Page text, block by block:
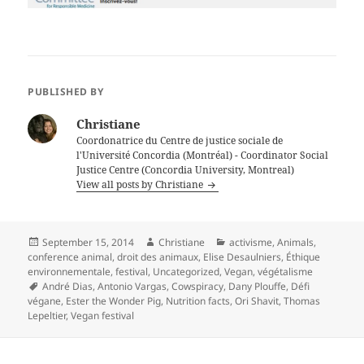
PUBLISHED BY
Christiane
Coordonatrice du Centre de justice sociale de
l'Université Concordia (Montréal) - Coordinator Social
Justice Centre (Concordia University, Montreal)
View all posts by Christiane
Posted
on
September 15, 2014 Author
Christiane Categories
activisme,Animals,
conference animal,droit des animaux, Elise Desaulniers, Éthique
environnementale,festival, Uncategorized,Vegan,végétalisme
Tags
André Dias,Antonio Vargas,Cowspiracy, Dany Plouffe, Défi
végane, Ester the Wonder Pig, Nutrition facts,Ori Shavit,Thomas
Lepeltier,Vegan festival